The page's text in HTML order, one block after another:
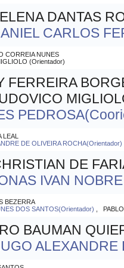
DANTAS
CARLOS
CORREIA NUNES
(Orientador)
FERREIRA
LEAL
DE OLIVEIRA ROCHA(Orientador)
DE
IVAN
BEZERRA
DOS SANTOS(Orientador) ,
BAUMAN